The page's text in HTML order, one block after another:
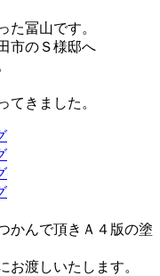
た冨山です。
市のＳ様邸へ
てきました。
かんで頂きＡ４版の塗
お渡しいたします。